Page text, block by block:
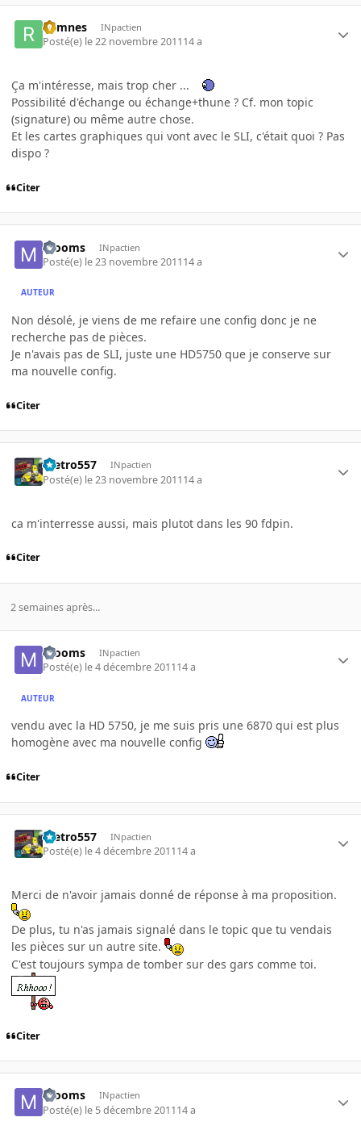
Ramnes INpactien
Posté(e) le 22 novembre 201114 a
Ça m'intéresse, mais trop cher ...
Possibilité d'échange ou échange+thune ? Cf. mon topic
(signature) ou même autre chose.
Et les cartes graphiques qui vont avec le SLI, c'était quoi ? Pas
dispo ?
Citer
mooms INpactien
Posté(e) le 23 novembre 201114 a
AUTEUR
Non désolé, je viens de me refaire une config donc je ne
recherche pas de pièces.
Je n'avais pas de SLI, juste une HD5750 que je conserve sur
ma nouvelle config.
Citer
metro557 INpactien
Posté(e) le 23 novembre 201114 a
ca m'interresse aussi, mais plutot dans les 90 fdpin.
Citer
2 semaines après...
mooms INpactien
Posté(e) le 4 décembre 201114 a
AUTEUR
vendu avec la HD 5750, je me suis pris une 6870 qui est plus
homogène avec ma nouvelle config
Citer
metro557 INpactien
Posté(e) le 4 décembre 201114 a
Merci de n'avoir jamais donné de réponse à ma proposition.
De plus, tu n'as jamais signalé dans le topic que tu vendais
les pièces sur un autre site.
C'est toujours sympa de tomber sur des gars comme toi.
Citer
mooms INpactien
Posté(e) le 5 décembre 201114 a